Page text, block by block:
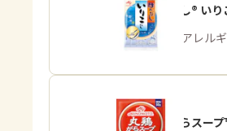
「ほんだし® いり
商品・アレル
「丸鶏がらスープ